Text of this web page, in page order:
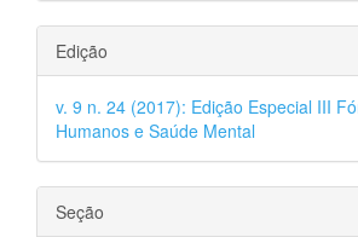
Edição
v. 9 n. 24 (2017): Edição Especial III
Humanos e Saúde Mental
Seção